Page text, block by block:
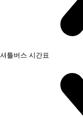
셔틀버스 시간표